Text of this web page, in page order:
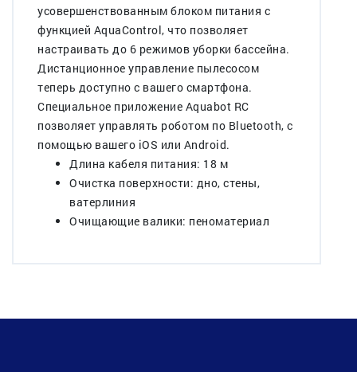
усовершенствованным блоком питания с
функцией AquaControl, что позволяет
настраивать до 6 режимов уборки бассейна.
Дистанционное управление пылесосом
теперь доступно c вашего смартфона.
Специальное приложение Aquabot RC
позволяет управлять роботом по Bluetooth, с
помощью вашего iOS или Android.
Длина кабеля питания: 18 м
Очистка поверхности: дно, стены,
ватерлиния
Очищающие валики: пеноматериал